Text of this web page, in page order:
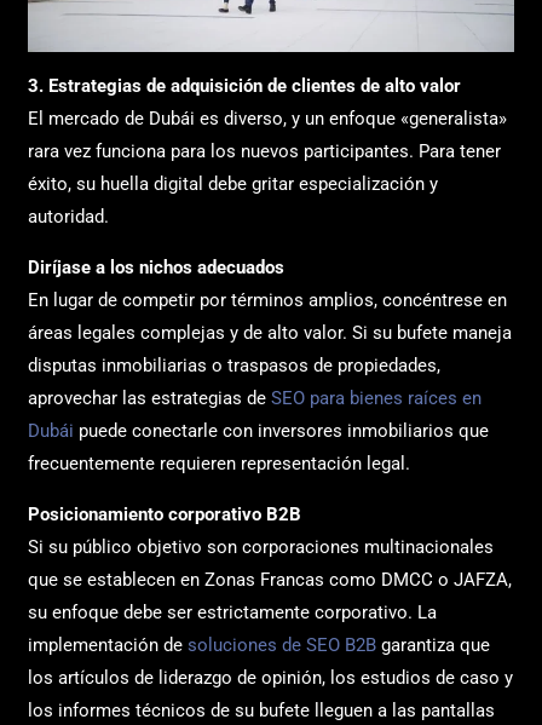
3. Estrategias de adquisición de clientes de alto valor
El mercado de Dubái es diverso, y un enfoque «generalista»
rara vez funciona para los nuevos participantes. Para tener
éxito, su huella digital debe gritar especialización y
autoridad.
Diríjase a los nichos adecuados
En lugar de competir por términos amplios, concéntrese en
áreas legales complejas y de alto valor. Si su bufete maneja
disputas inmobiliarias o traspasos de propiedades,
aprovechar las estrategias deSEO para bienes raíces en
Dubái puede conectarle con inversores inmobiliarios que
frecuentemente requieren representación legal.
Posicionamiento corporativo B2B
Si su público objetivo son corporaciones multinacionales
que se establecen en Zonas Francas como DMCC o JAFZA,
su enfoque debe ser estrictamente corporativo. La
implementación desoluciones de SEO B2B garantiza que
los artículos de liderazgo de opinión, los estudios de caso y
los informes técnicos de su bufete lleguen a las pantallas